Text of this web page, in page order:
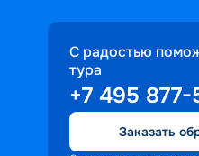
С радостью
тура
+7 495
Заказать